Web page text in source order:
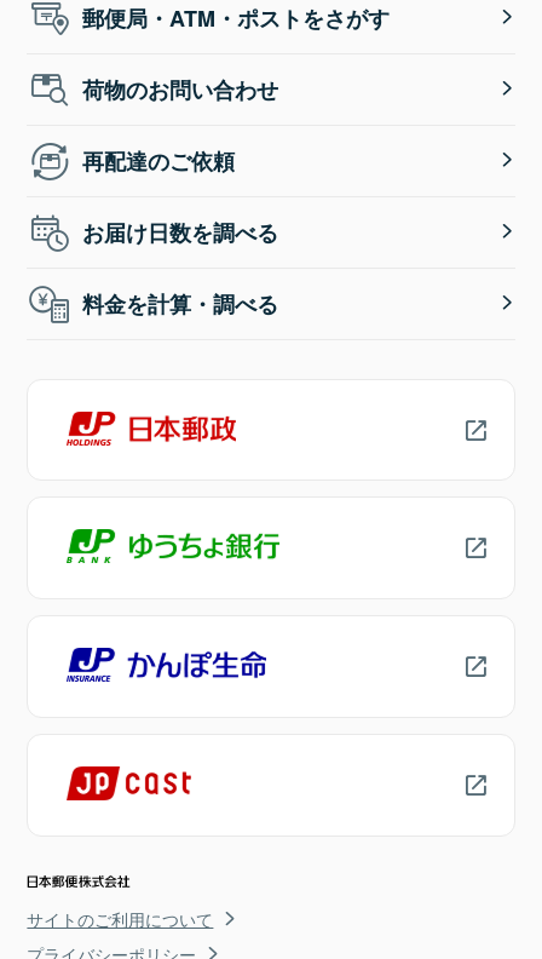
郵便局・ATM・ポストをさがす
荷物のお問い合わせ
再配達のご依頼
お届け日数を調べる
料金を計算・調べる
サイトのご利用について
プライバシーポリシー